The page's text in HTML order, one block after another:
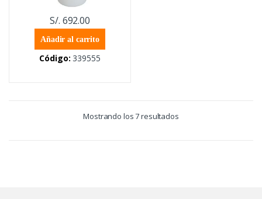
S/. 692.00
Añadir al carrito
Código: 339555
Mostrando los 7 resultados